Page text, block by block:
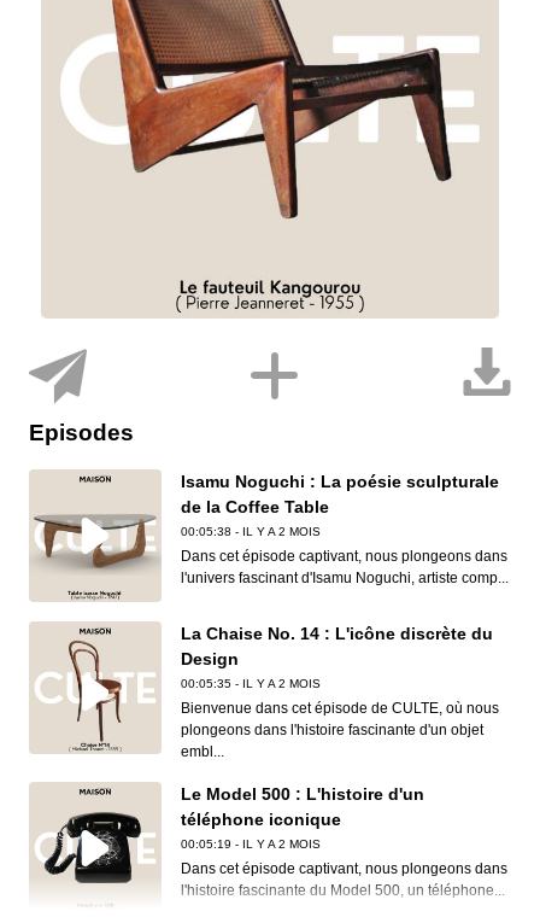
Episodes
Isamu Noguchi : La poésie sculpturale
de la Coffee Table
00:05:38 - IL Y A 2 MOIS
Dans cet épisode captivant, nous plongeons dans
l'univers fascinant d'Isamu Noguchi, artiste comp...
La Chaise No. 14 : L'icône discrète du
Design
00:05:35 - IL Y A 2 MOIS
Bienvenue dans cet épisode de CULTE, où nous
plongeons dans l'histoire fascinante d'un objet
embl...
Le Model 500 : L'histoire d'un
téléphone iconique
00:05:19 - IL Y A 2 MOIS
Dans cet épisode captivant, nous plongeons dans
l'histoire fascinante du Model 500, un téléphone...